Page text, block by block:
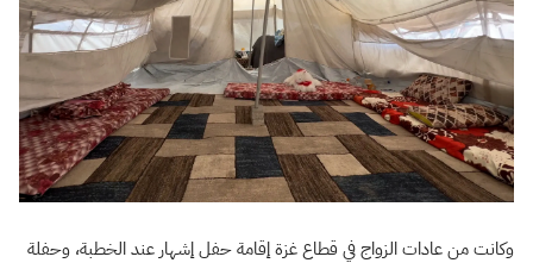
وكانت من عادات الزواج في قطاع غزة إقامة حفل إشهار عند الخطبة، وحفلة